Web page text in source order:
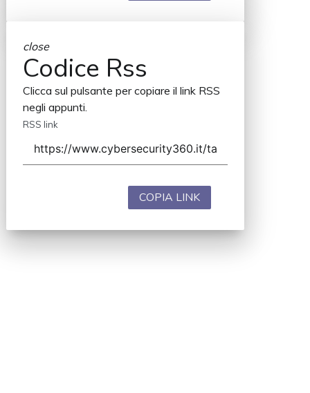
close
Codice Rss
Clicca sul pulsante per copiare il link RSS
negli appunti.
RSS link
COPIA LINK